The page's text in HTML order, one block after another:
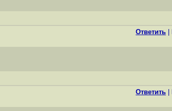
Ответить
Ответить